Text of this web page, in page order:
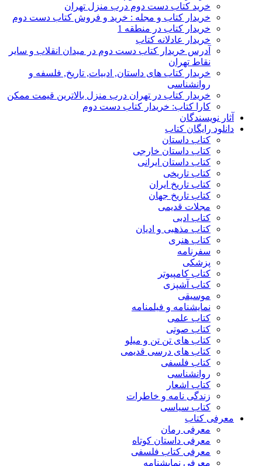
خرید کتاب دست دوم درب منزل تهران
خریدار کتاب و مجله : خرید و فروش کتاب دست دوم
خریدار کتاب در منطقه 1
خریدار عادلانه کتاب
آدرس خریدار کتاب دست دوم در میدان انقلاب و سایر
نقاط تهران
خریدار کتاب های داستان, ادبیات, تاریخ, فلسفه و
روانشناسی
خریدار کتاب در تهران درب منزل بالاترین قیمت ممکن
کارا کتاب: خریدار کتاب دست دوم
آثار نویسندگان
دانلود رایگان کتاب
کتاب داستان
کتاب داستان خارجی
کتاب داستان ایرانی
کتاب تاریخی
کتاب تاریخ ایران
کتاب تاریخ جهان
مجلات قدیمی
کتاب ادبی
کتاب مذهبی و ادیان
کتاب هنری
سفرنامه
پزشکی
کتاب کامپیوتر
کتاب آشپزی
موسیقی
نمایشنامه و فیلمنامه
کتاب علمی
کتاب صوتی
کتاب های تن تن و میلو
کتاب های درسی قدیمی
کتاب فلسفی
روانشناسی
کتاب اشعار
زندگی نامه و خاطرات
کتاب سیاسی
معرفی کتاب
معرفی رمان
معرفی داستان کوتاه
معرفی کتاب فلسفی
معرفی نمایشنامه